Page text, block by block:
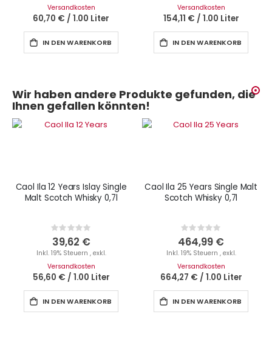
Versandkosten
60,70 € / 1.00 Liter
IN DEN WARENKORB
Versandkosten
154,11 € / 1.00 Liter
IN DEN WARENKORB
Wir haben andere Produkte gefunden, die
Ihnen gefallen könnten!
Caol Ila 12 Years Islay Single
Malt Scotch Whisky 0,7l
Rating:
0%
39,62 €
Inkl. 19% Steuern , exkl.
Versandkosten
56,60 € / 1.00 Liter
IN DEN WARENKORB
Caol Ila 25 Years Single Malt
Scotch Whisky 0,7l
Rating:
0%
464,99 €
Inkl. 19% Steuern , exkl.
Versandkosten
664,27 € / 1.00 Liter
IN DEN WARENKORB